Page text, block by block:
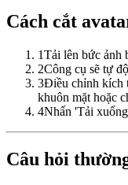
Cách cắt
1Tải lên bức ảnh
2Công cụ sẽ tự
3Điều chỉnh kích
khuôn mặt hoặc
4Nhấn 'Tải
Câu hỏi